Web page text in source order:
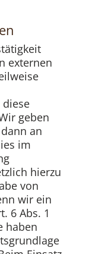
externen
diese
geben
an
im
hierzu
von
wir ein
6 Abs. 1
haben